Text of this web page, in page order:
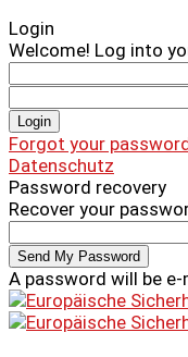
Login
Welcome! Log into
Forgot your
Datenschutz
Password recovery
Recover your
A password will be